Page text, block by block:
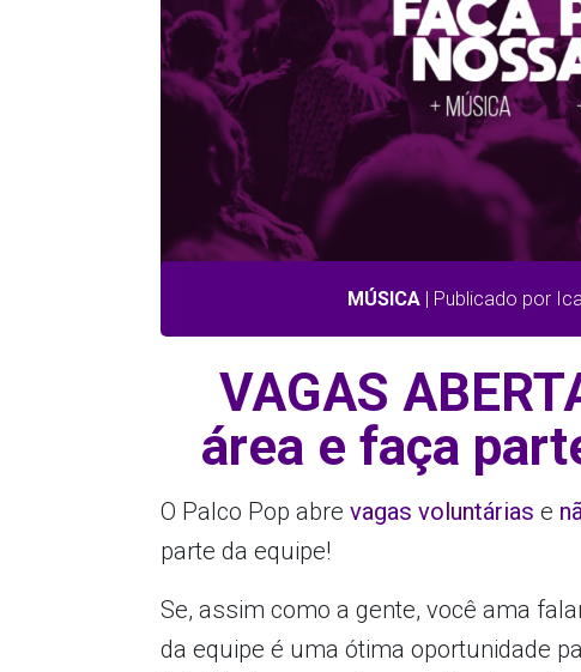
MÚSICA | Publicado por
VAGAS
área e faça
O Palco Pop abrevagas voluntárias e
parte da equipe!
Se, assim como a gente, você ama
da equipe é uma ótima oportunidade